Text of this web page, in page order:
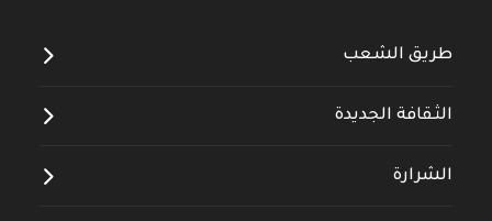
طريق الشعب
الثقافة الجديدة
الشرارة